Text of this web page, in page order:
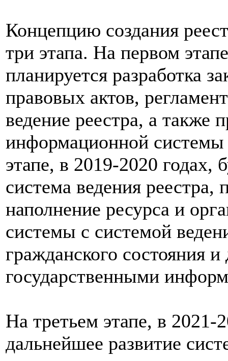
Концепцию создания
три этапа. На первом
планируется разработка
правовых актов,
ведение реестра, а также
информационной системы
этапе, в 2019-2020 годах,
система ведения реестра,
наполнение ресурса и
системы с системой
гражданского состояния
государственными
На третьем этапе, в 2021-
дальнейшее развитие